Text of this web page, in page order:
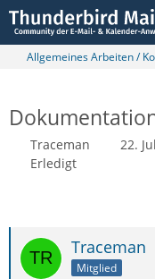
Allgemeines Arbeiten /
Traceman 22.
Erledigt
Traceman
Mitglied